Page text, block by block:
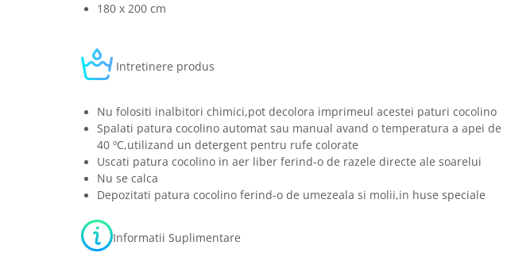
180 x 200 cm
Intretinere produs
Nu folositi inalbitori chimici,pot decolora imprimeul acestei paturi cocolino
Spalati patura cocolino automat sau manual avand o temperatura a apei de
40 ºC,utilizand un detergent pentru rufe colorate
Uscati patura cocolino in aer liber ferind-o de razele directe ale soarelui
Nu se calca
Depozitati patura cocolino ferind-o de umezeala si molii,in huse speciale
Informatii Suplimentare